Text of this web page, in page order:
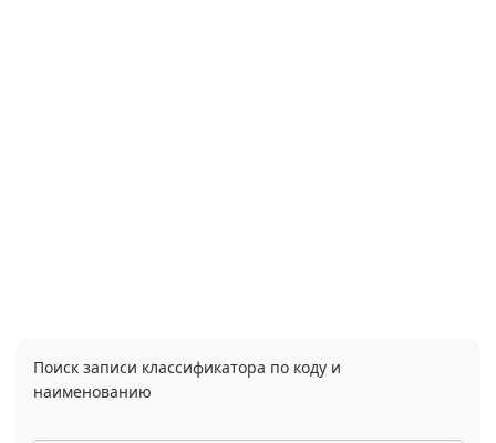
Поиск записи классификатора по коду и
наименованию